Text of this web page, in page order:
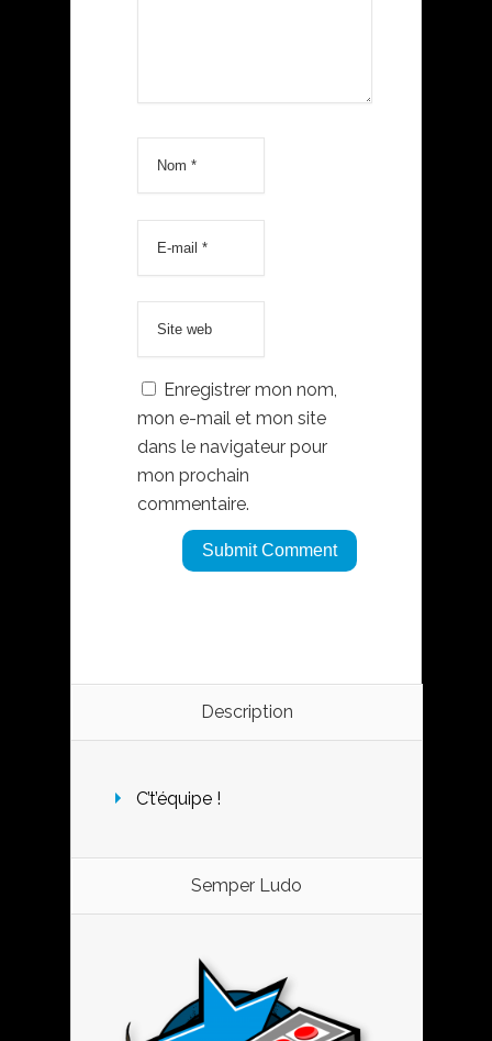
Enregistrer mon nom,
mon e-mail et mon site
dans le navigateur pour
mon prochain
commentaire.
Description
C’t’équipe !
Semper Ludo